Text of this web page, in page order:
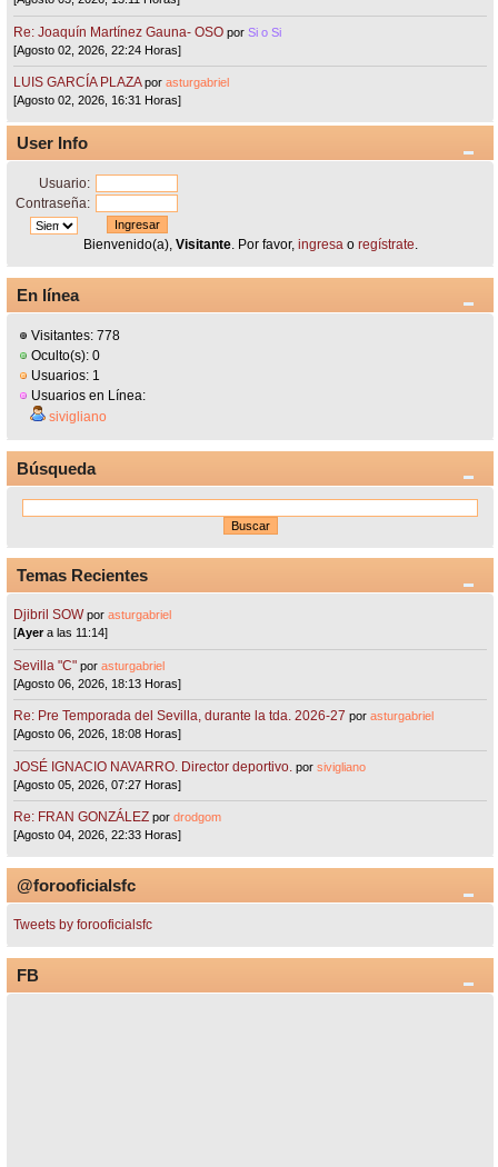
Re: Joaquín Martínez Gauna- OSO porSi o Si
[Agosto 02, 2026, 22:24 Horas]
LUIS GARCÍA PLAZA porasturgabriel
[Agosto 02, 2026, 16:31 Horas]
User Info
Usuario:
Contraseña:
Bienvenido(a), Visitante. Por favor, ingresao regístrate.
En línea
Visitantes: 778
Oculto(s): 0
Usuarios: 1
Usuarios en Línea:
sivigliano
Búsqueda
Temas Recientes
Djibril SOW porasturgabriel
[Ayera las 11:14]
Sevilla "C"porasturgabriel
[Agosto 06, 2026, 18:13 Horas]
Re: Pre Temporada del Sevilla, durante la tda. 2026-27 porasturgabriel
[Agosto 06, 2026, 18:08 Horas]
JOSÉ IGNACIO NAVARRO. Director deportivo. porsivigliano
[Agosto 05, 2026, 07:27 Horas]
Re: FRAN GONZÁLEZ pordrodgom
[Agosto 04, 2026, 22:33 Horas]
@forooficialsfc
Tweets by forooficialsfc
FB